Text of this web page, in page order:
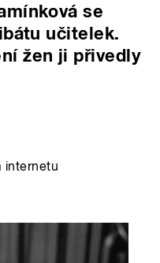
se
učitelek.
žen ji přivedly
internetu